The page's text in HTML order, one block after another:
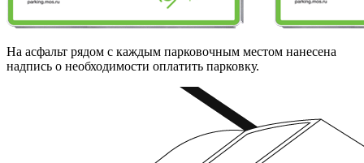
На асфальт рядом с каждым парковочным местом нанесена
надпись о необходимости оплатить парковку.